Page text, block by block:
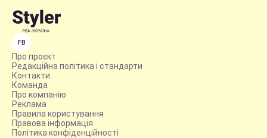
FB
Про проєкт
Редакційна політика і стандарти
Контакти
Команда
Про компанію
Реклама
Правила користування
Правова інформація
Політика конфіденційності